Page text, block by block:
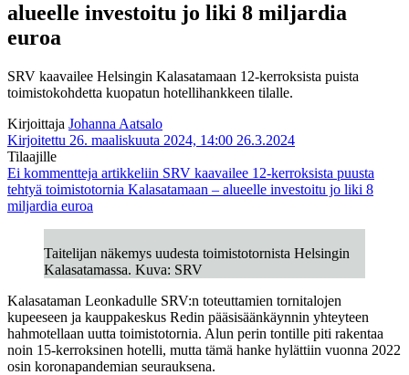
alueelle investoitu jo liki 8 miljardia
euroa
SRV kaavailee Helsingin Kalasatamaan 12-kerroksista puista
toimistokohdetta kuopatun hotellihankkeen tilalle.
Kirjoittaja Johanna Aatsalo
Kirjoitettu 26. maaliskuuta 2024, 14:00 26.3.2024
Tilaajille
Ei kommentteja artikkeliin SRV kaavailee 12-kerroksista puusta
tehtyä toimistotornia Kalasatamaan – alueelle investoitu jo liki 8
miljardia euroa
Taitelijan näkemys uudesta toimistotornista Helsingin
Kalasatamassa. Kuva: SRV
Kalasataman Leonkadulle SRV:n toteuttamien tornitalojen
kupeeseen ja kauppakeskus Redin pääsisäänkäynnin yhteyteen
hahmotellaan uutta toimistotornia. Alun perin tontille piti rakentaa
noin 15-kerroksinen hotelli, mutta tämä hanke hylättiin vuonna 2022
osin koronapandemian seurauksena.